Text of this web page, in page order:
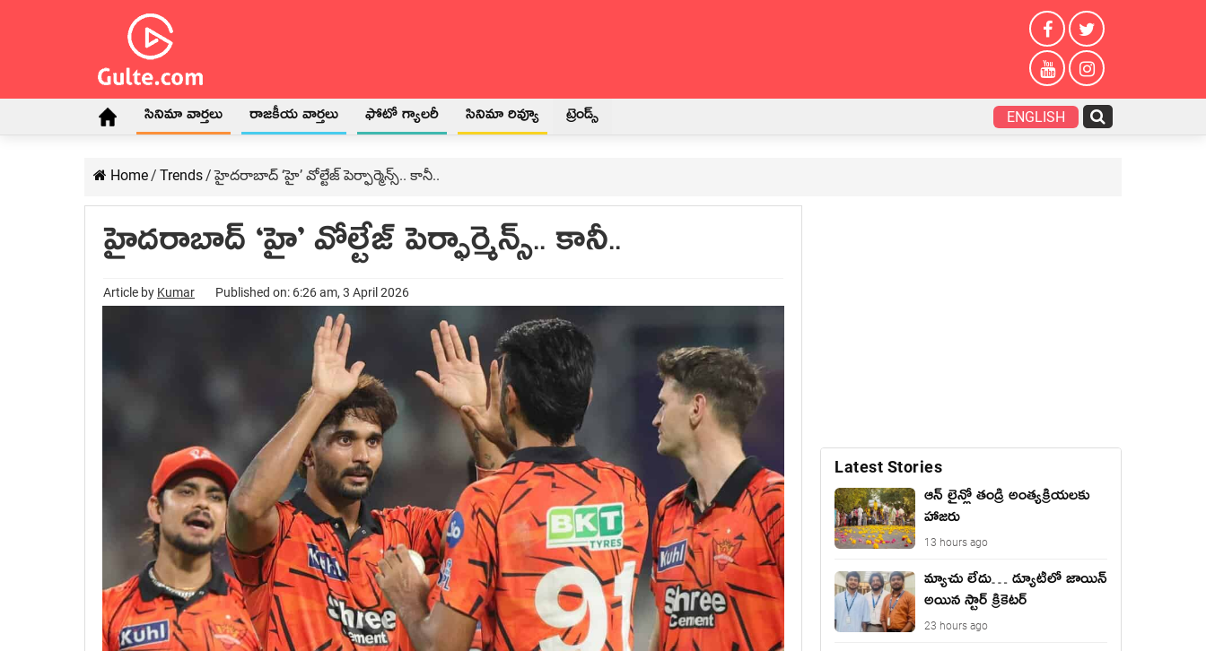
సినిమా వార్తలు రాజకీయ వార్తలు ఫోటో గ్యాలరీ సినిమా రివ్యూ ట్రెండ్స్ ENGLISH
Home/ Trends/ హైదరాబాద్ ‘హై’ వోల్టేజ్ పెర్ఫార్మెన్స్.. కానీ..
హైదరాబాద్ ‘హై’ వోల్టేజ్ పెర్ఫార్మెన్స్.. కానీ..
Article by Kumar Published on: 6:26 am, 3 April 2026
Latest Stories
ఆన్ లైన్లో తండ్రి అంత్యక్రియలకు
హాజరు
13 hours ago
మ్యాచు లేదు… డ్యూటీలో జాయిన్
అయిన స్టార్ క్రికెటర్
23 hours ago